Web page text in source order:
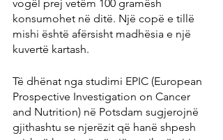
vogël prej vetëm 100 gramësh
konsumohet në ditë. Një copë e tillë
mishi është afërsisht madhësia e një
kuvertë kartash.
Të dhënat nga studimi EPIC (European
Prospective Investigation on Cancer
and Nutrition) në Potsdam sugjerojnë
gjithashtu se njerëzit që hanë shpesh